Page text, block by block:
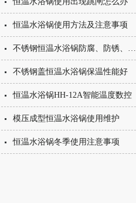
恒温水浴锅使用方法及注意事项
不锈钢恒温水浴锅防腐、防锈、美观
不锈钢盖恒温水浴锅保温性能好
恒温水浴锅HH-12A智能温度数控
模压成型恒温水浴锅使用维护
恒温水浴锅冬季使用注意事项